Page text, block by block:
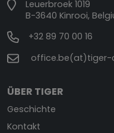
Leuerbroek 1019
B-3640 Kinrooi,
+32 89 70 00 16
office.be(at)tiger-
ÜBER TIGER
Geschichte
Kontakt